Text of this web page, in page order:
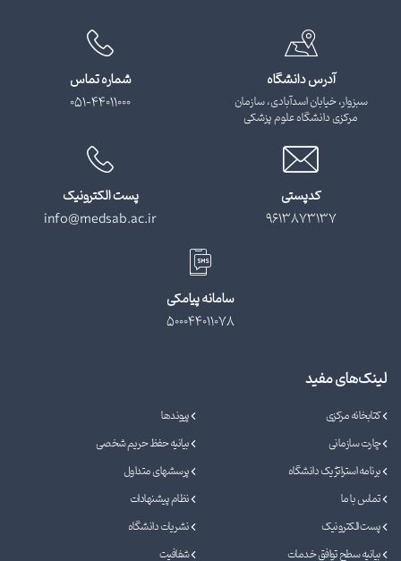
آدرس دانشگاه
سبزوار، خیابان اسدآبادی، سازمان
مرکزی دانشگاه علوم پزشکی
شماره تماس
051-44011000
کدپستی
9613873137
پست الکترونیک
info@medsab.ac.ir
سامانه پیامکی
500044011078
لینک‌های مفید
کتابخانه مرکزی
پیوندها
چارت سازمانی
بیانیه حفظ حریم شخصی
برنامه استراتژیک دانشگاه
پرسشهای متداول
تماس با ما
نظام پیشنهادات
پست الکترونیک
نشریات دانشگاه
بیانیه سطح توافق خدمات
شفافیت